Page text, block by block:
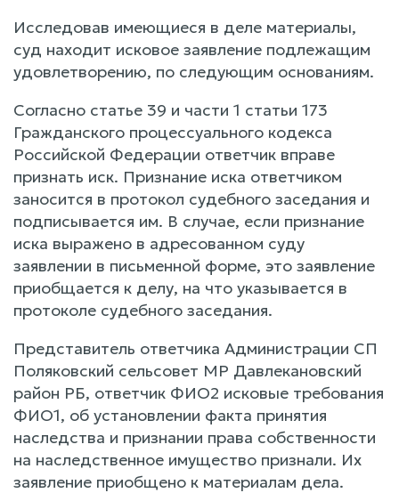
Исследовав имеющиеся в деле материалы,
суд находит исковое заявление подлежащим
удовлетворению, по следующим основаниям.
Согласно статье 39 и части 1 статьи 173
Гражданского процессуального кодекса
Российской Федерации ответчик вправе
признать иск. Признание иска ответчиком
заносится в протокол судебного заседания и
подписывается им. В случае, если признание
иска выражено в адресованном суду
заявлении в письменной форме, это заявление
приобщается к делу, на что указывается в
протоколе судебного заседания.
Представитель ответчика Администрации СП
Поляковский сельсовет МР Давлекановский
район РБ, ответчик ФИО2 исковые требования
ФИО1, об установлении факта принятия
наследства и признании права собственности
на наследственное имущество признали. Их
заявление приобщено к материалам дела.